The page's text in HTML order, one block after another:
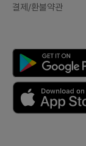
결제/환불약관